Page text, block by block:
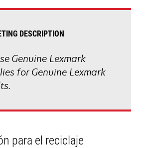
DESCRIPTION
Genuine Lexmark
for Genuine Lexmark
para el reciclaje